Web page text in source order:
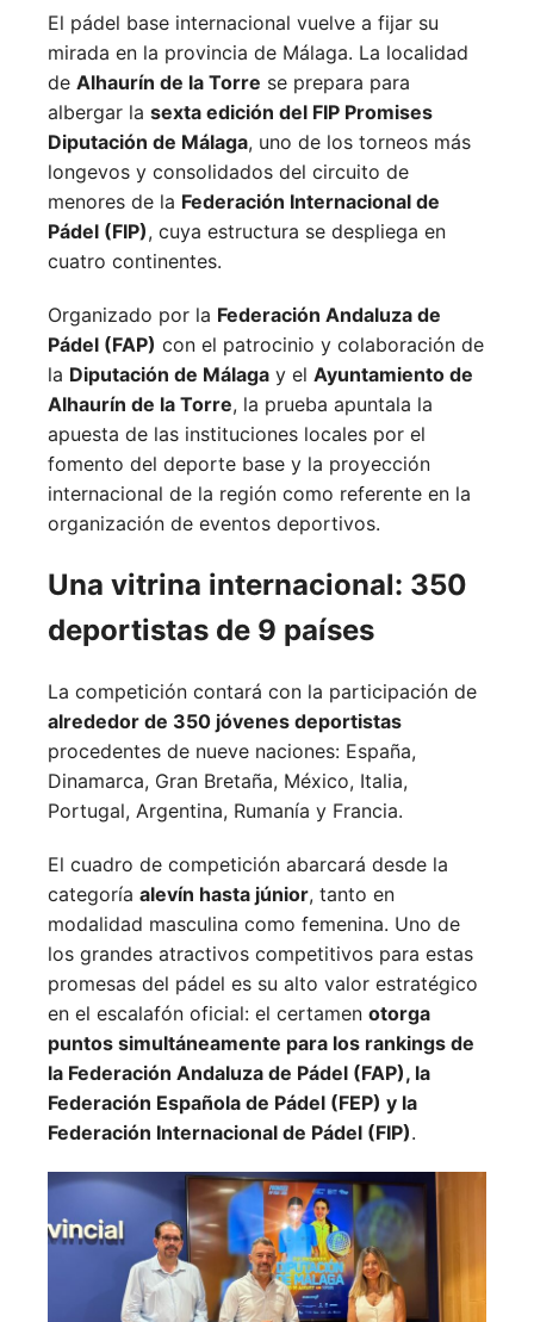
El pádel base internacional vuelve a fijar su
mirada en la provincia de Málaga. La localidad
de Alhaurín de la Torre se prepara para
albergar la sexta edición del FIP Promises
Diputación de Málaga, uno de los torneos más
longevos y consolidados del circuito de
menores de la Federación Internacional de
Pádel (FIP), cuya estructura se despliega en
cuatro continentes.
Organizado por la Federación Andaluza de
Pádel (FAP) con el patrocinio y colaboración de
la Diputación de Málaga y el Ayuntamiento de
Alhaurín de la Torre, la prueba apuntala la
apuesta de las instituciones locales por el
fomento del deporte base y la proyección
internacional de la región como referente en la
organización de eventos deportivos.
Una vitrina internacional: 350
deportistas de 9 países
La competición contará con la participación de
alrededor de 350 jóvenes deportistas
procedentes de nueve naciones: España,
Dinamarca, Gran Bretaña, México, Italia,
Portugal, Argentina, Rumanía y Francia.
El cuadro de competición abarcará desde la
categoría alevín hasta júnior, tanto en
modalidad masculina como femenina. Uno de
los grandes atractivos competitivos para estas
promesas del pádel es su alto valor estratégico
en el escalafón oficial: el certamen otorga
puntos simultáneamente para los rankings de
la Federación Andaluza de Pádel (FAP), la
Federación Española de Pádel (FEP) y la
Federación Internacional de Pádel (FIP).